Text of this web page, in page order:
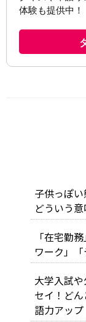
子供っぽ
どういう
「在宅勤
ワーク」
大学入試
セイ！ど
語力アップ